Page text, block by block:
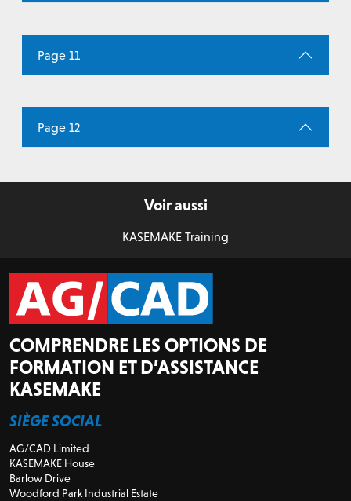
Page 11
Page 12
Voir aussi
KASEMAKE Training
COMPRENDRE LES OPTIONS DE
FORMATION ET D’ASSISTANCE
KASEMAKE
SIÈGE SOCIAL
AG/CAD Limited
KASEMAKE House
Barlow Drive
Woodford Park Industrial Estate